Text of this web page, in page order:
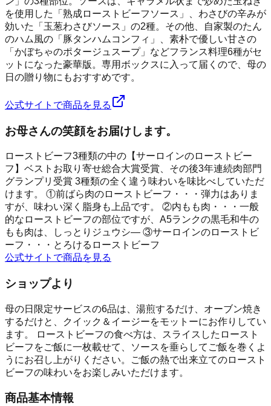
を使用した「熟成ローストビーフソース」、わさびの辛みが
効いた「玉葱わさびソース」の2種。その他、自家製のたん
のハム風の「豚タンハムコンフィ」、素朴で優しい甘さの
「かぼちゃのポタージュスープ」などフランス料理6種がセ
ットになった豪華版。専用ボックスに入って届くので、母の
日の贈り物にもおすすめです。
公式サイトで商品を見る
お母さんの笑顔をお届けします。
ローストビーフ3種類の中の【サーロインのローストビー
フ】ベストお取り寄せ総合大賞受賞、その後3年連続肉部門
グランプリ受賞 3種類の全く違う味わいを味比べしていただ
けます。 ①前ばら肉のローストビーフ・・・弾力はありま
すが、味わい深く脂身も上品です。 ②内もも肉・・・一般
的なローストビーフの部位ですが、A5ランクの黒毛和牛の
もも肉は、しっとりジュウシ― ③サーロインのローストビ
ーフ・・・とろけるローストビーフ
公式サイトで商品を見る
ショップより
母の日限定サービスの6品は、湯煎するだけ、オーブン焼き
するだけと、クイック＆イージーをモットーにお作りしてい
ます。 ローストビーフの食べ方は、スライスしたロースト
ビーフをご飯に一枚載せて、ソースを垂らしてご飯を巻くよ
うにお召し上がりください。ご飯の熱で出来立てのロースト
ビーフの味わいをお楽しみいただけます。
商品基本情報